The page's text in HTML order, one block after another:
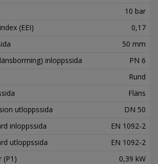
10 bar
(EEI)
0,17
50 mm
inloppssida
PN 6
Rund
Fläns
utloppssida
DN 50
inloppssida
EN 1092-2
utloppssida
EN 1092-2
(P1)
0,39 kW